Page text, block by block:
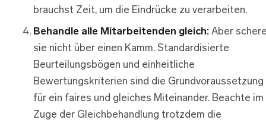
brauchst Zeit, um die Eindrücke zu verarbeiten.
Behandle alle Mitarbeitenden gleich: Aber
sie nicht über einen Kamm. Standardisierte
Beurteilungsbögen und einheitliche
Bewertungskriterien sind die Grundvoraussetzung
für ein faires und gleiches Miteinander. Beachte im
Zuge der Gleichbehandlung trotzdem die